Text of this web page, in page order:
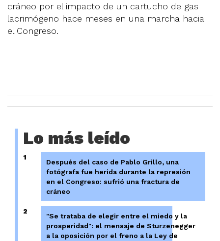
cráneo por el impacto de un cartucho de gas
lacrimógeno hace meses en una marcha hacia
el Congreso.
Lo más leído
1
Después del caso de Pablo Grillo, una
fotógrafa fue herida durante la represión
en el Congreso: sufrió una fractura de
cráneo
2
"Se trataba de elegir entre el miedo y la
prosperidad": el mensaje de Sturzenegger
a la oposición por el freno a la Ley de